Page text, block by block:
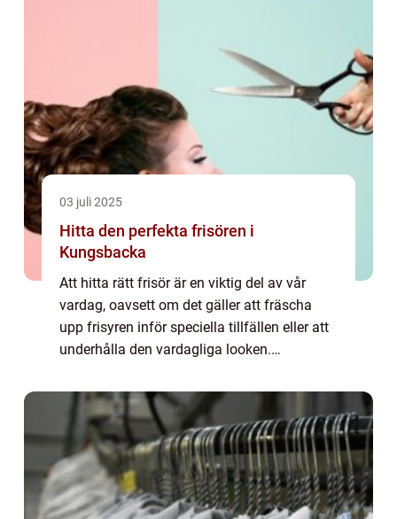
03 juli 2025
Hitta den perfekta frisören i
Kungsbacka
Att hitta rätt frisör är en viktig del av vår
vardag, oavsett om det gäller att fräscha
upp frisyren inför speciella tillfällen eller att
underhålla den vardagliga looken.